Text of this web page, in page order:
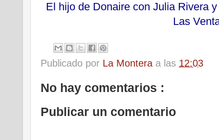
El hijo de Donaire con Julia Rivera
Las
Publicado por La Montera a las 12:03
No hay comentarios :
Publicar un comentario